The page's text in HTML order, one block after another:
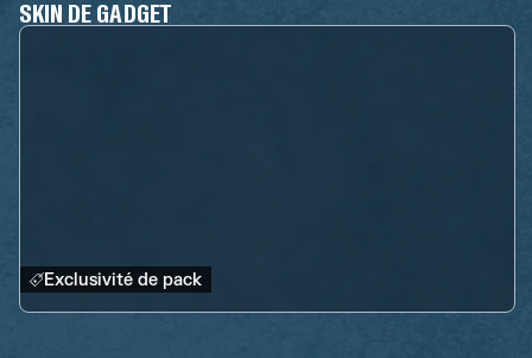
SKIN DE GADGET
Exclusivité de pack